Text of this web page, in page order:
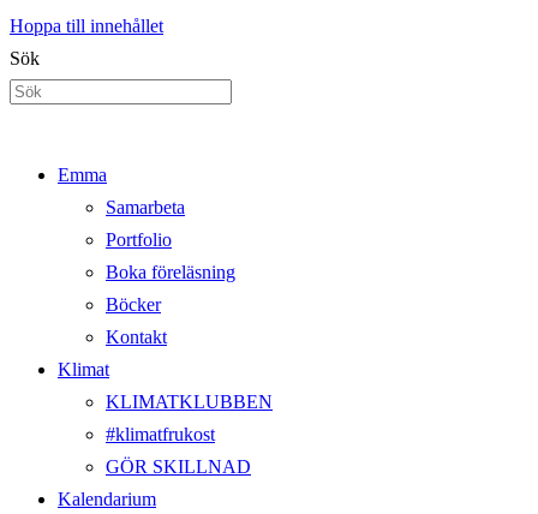
Hoppa till innehållet
Sök
Emma
Samarbeta
Portfolio
Boka föreläsning
Böcker
Kontakt
Klimat
KLIMATKLUBBEN
#klimatfrukost
GÖR SKILLNAD
Kalendarium